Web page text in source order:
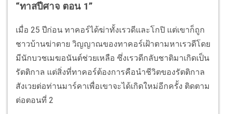
“ทาสปีศาจ ตอน 1”
เมื่อ 25 ปีก่อน ทาคอร์ได้ฆ่าทั้งเรวดีและโกปิ แต่เขาก็ถูก
ชาวบ้านฆ่าตาย วิญญาณของทาคอร์เฝ้าตามหาเรวดีโดย
มีนักบวชเมฆอนันต์ช่วยเหลือ ซึ่งเรวดีกลับชาติมาเกิดเป็น
รัตติกาล แต่สิ่งที่ทาคอร์ต้องการคือนำชีวิตของรัตติกาล
สังเวยต่อท่านมาร์คาเพื่อเขาจะได้เกิดใหม่อีกครั้ง ติดตาม
ต่อตอนที่ 2